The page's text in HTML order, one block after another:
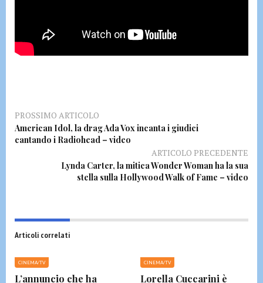
PROSSIMO ARTICOLO
American Idol, la drag Ada Vox incanta i giudici
cantando i Radiohead – video
ARTICOLO PRECEDENTE
Lynda Carter, la mitica Wonder Woman ha la sua
stella sulla Hollywood Walk of Fame – video
Articoli correlati
CINEMA/TV
L’annuncio che ha
CINEMA/TV
Lorella Cuccarini è